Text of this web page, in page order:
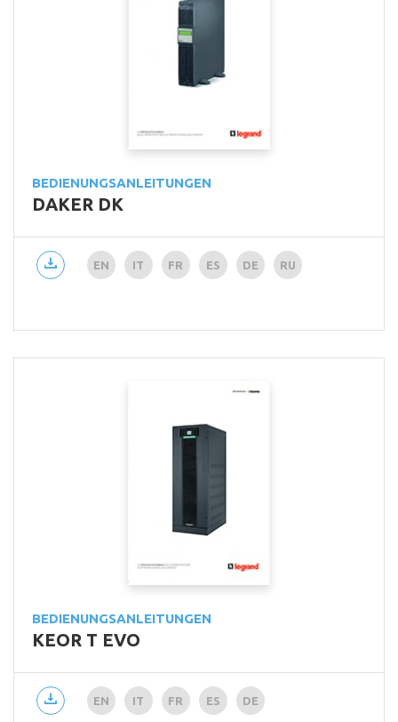
BEDIENUNGSANLEITUNGEN
DAKER DK
EN IT FR ES DE RU
BEDIENUNGSANLEITUNGEN
KEOR T EVO
EN IT FR ES DE